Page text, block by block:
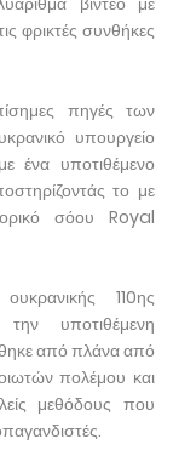
φρικτές συνθήκες
πηγές των
υπουργείο
ένα υποτιθέμενο
το με
σόου Royal
110ης
υποτιθέμενη
από πλάνα από
πολέμου και
μεθόδους που